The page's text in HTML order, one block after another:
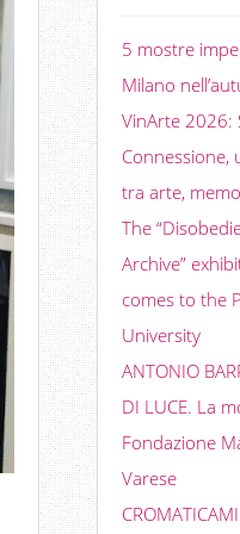
5 mostre
Milano
VinArte 2026:
Connessione,
tra arte,
The
Archive”
comes to the
University
ANTONIO
DI LUCE. La
Fondazione
Varese